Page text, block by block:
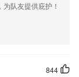
提升从业技能，高
队友提供庇护！
844